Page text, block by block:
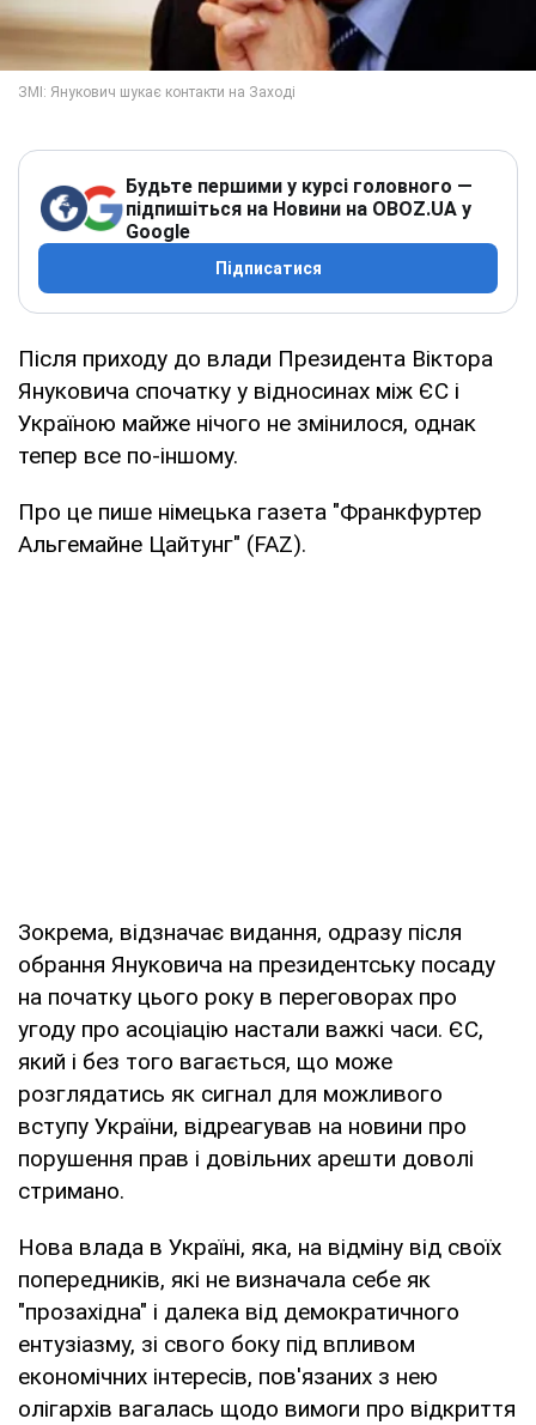
Будьте першими у курсі головного —
підпишіться на Новини на OBOZ.UA у
Google
Підписатися
Після приходу до влади Президента Віктора
Януковича спочатку у відносинах між ЄС і
Україною майже нічого не змінилося, однак
тепер все по-іншому.
Про це пише німецька газета "Франкфуртер
Альгемайне Цайтунг" (FAZ).
Зокрема, відзначає видання, одразу після
обрання Януковича на президентську посаду
на початку цього року в переговорах про
угоду про асоціацію настали важкі часи. ЄС,
який і без того вагається, що може
розглядатись як сигнал для можливого
вступу України, відреагував на новини про
порушення прав і довільних арешти доволі
стримано.
Нова влада в Україні, яка, на відміну від своїх
попередників, які не визначала себе як
"прозахідна" і далека від демократичного
ентузіазму, зі свого боку під впливом
економічних інтересів, пов'язаних з нею
олігархів вагалась щодо вимоги про відкриття